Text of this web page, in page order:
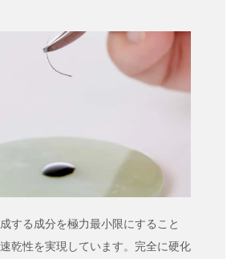
する成分を極力最小限にすること
乾性を実現しています。完全に硬化